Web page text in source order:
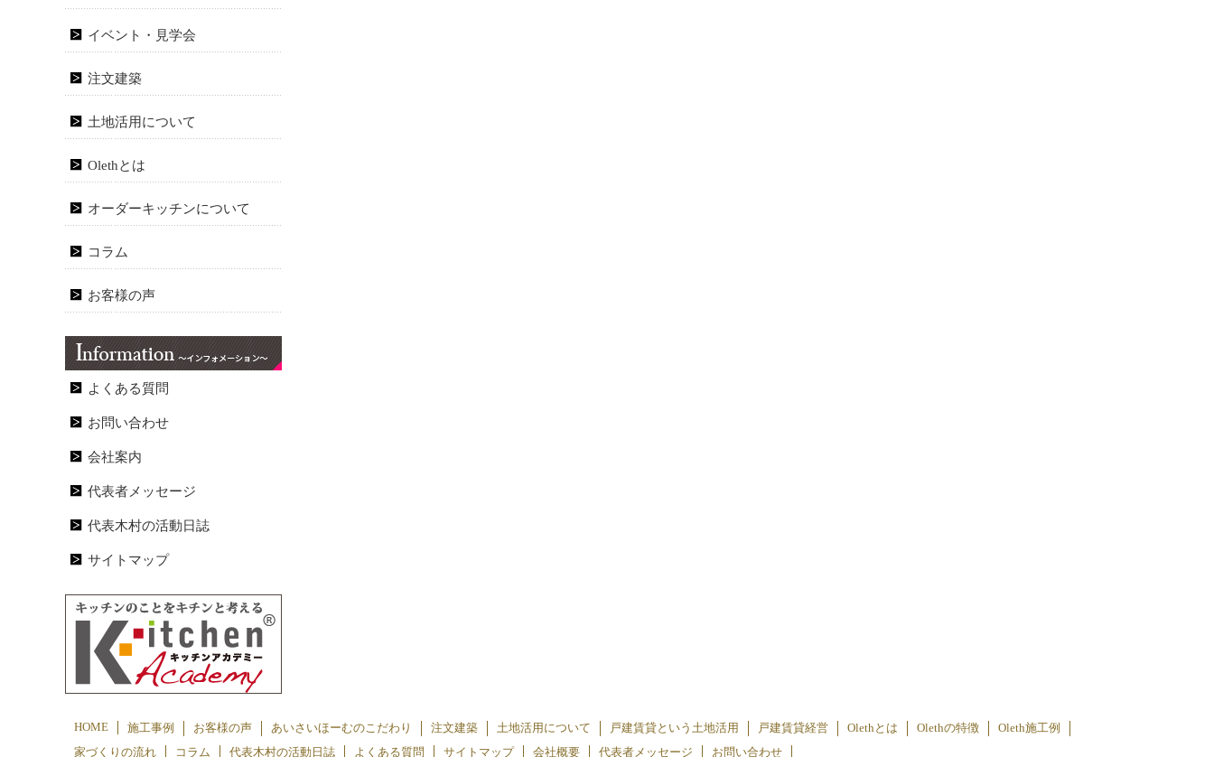
イベント・見学会
注文建築
土地活用について
Olethとは
オーダーキッチンについて
コラム
お客様の声
よくある質問
お問い合わせ
会社案内
代表者メッセージ
代表木村の活動日誌
サイトマップ
HOME 施工事例 お客様の声 あいさいほーむのこだわり 注文建築 土地活用について 戸建賃貸という土地活用 戸建賃貸経営 Olethとは Olethの特徴
Oleth施工例
家づくりの流れ
コラム 代表木村の活動日誌 よくある質問 サイトマップ 会社概要 代表者メッセージ お問い合わせ